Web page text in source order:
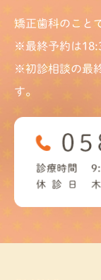
矯正歯科のこと
※最終予約は
※初診相談の最
す。